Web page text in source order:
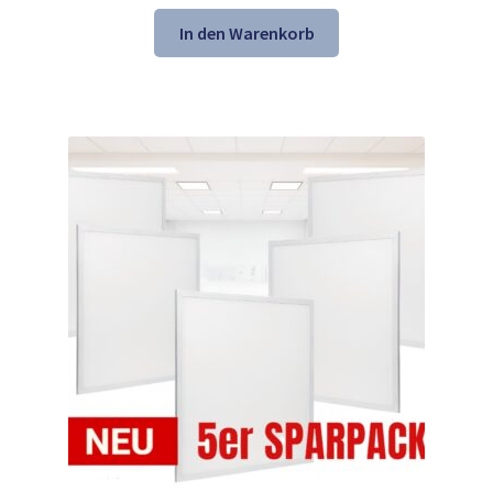
war:
159,99 €
ist:
114,99 €.
In den Warenkorb